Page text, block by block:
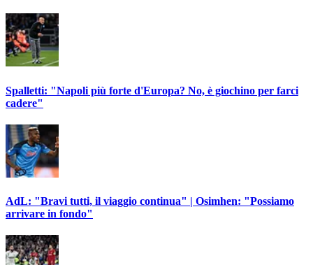
Spalletti: "Napoli più forte d'Europa? No, è giochino per farci
cadere"
AdL: "Bravi tutti, il viaggio continua" | Osimhen: "Possiamo
arrivare in fondo"